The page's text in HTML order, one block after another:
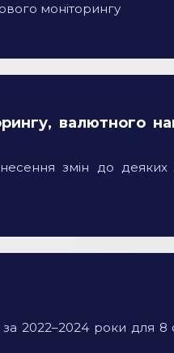
моніторингу
валютного
змін до деяких
за 2022–2024 роки для